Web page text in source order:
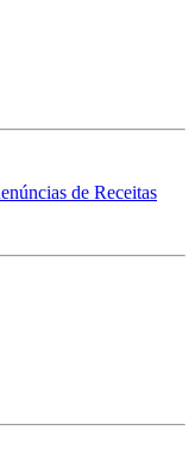
de Receitas